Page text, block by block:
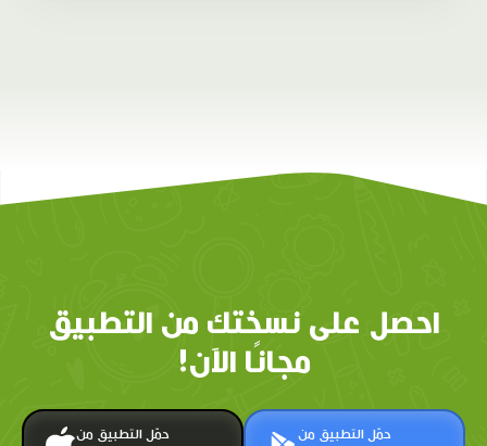
احصل على نسختك من التطبيق
مجانًا الآن!
حمّل التطبيق من حمّل التطبيق من